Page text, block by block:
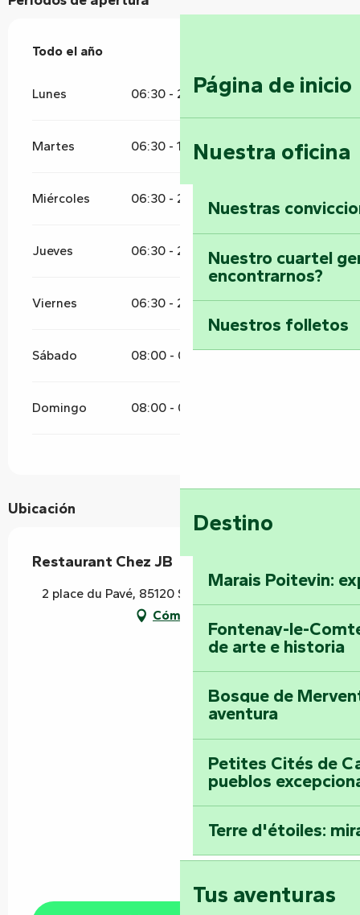
Página de inicio
Nuestra oficina
Nuestras
Nuestro cuartel
encontrarnos?
Nuestros folletos
Destino
Marais Poitevin:
Fontenay-le-
de arte e historia
Bosque de
aventura
Petites Cités de
pueblos
Terre d'étoiles:
Tus aventuras
Todo el año
Todo el año
Lunes 06:30 - 20:00
Martes 06:30 - 15:00
Miércoles 06:30 - 20:00
Jueves 06:30 - 20:00
Viernes 06:30 - 20:00
Sábado 08:00 - 02:00
Domingo 08:00 - 02:00
Ubicación
Restaurant Chez JB
2 place du Pavé, 85120 Saint-Pierre-du-Chemin
Cómo llegar